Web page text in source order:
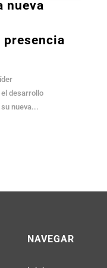
nueva
desarrollo
nueva...
NAVEGAR